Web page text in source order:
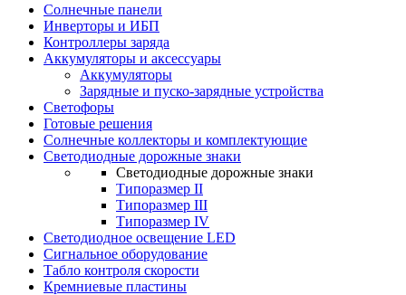
Солнечные панели
Инверторы и ИБП
Контроллеры заряда
Аккумуляторы и аксессуары
Аккумуляторы
Зарядные и пуско-зарядные устройства
Светофоры
Готовые решения
Солнечные коллекторы и комплектующие
Светодиодные дорожные знаки
Светодиодные дорожные знаки
Типоразмер II
Типоразмер III
Типоразмер IV
Светодиодное освещение LED
Сигнальное оборудование
Табло контроля скорости
Кремниевые пластины